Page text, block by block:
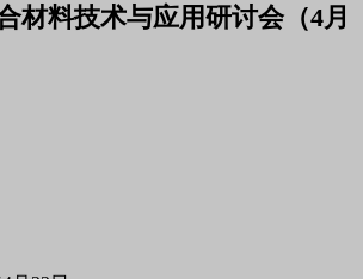
材料技术与应用研讨会（4月